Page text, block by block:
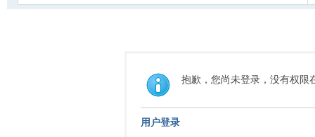
抱歉，您尚未登录，没有权限
用户登录